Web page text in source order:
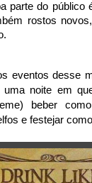
parte do público
rostos
eventos desse
uma noite em
beber
e festejar